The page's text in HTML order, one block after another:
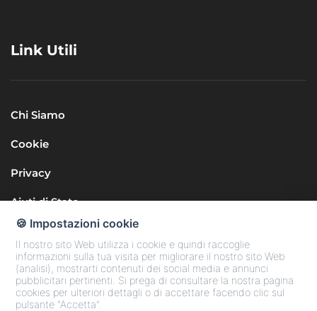
Link Utili
Chi Siamo
Cookie
Privacy
Aiuti di Stato
Seguici sui Social
🍪 Impostazioni cookie
Il nostro sito Web utilizza i cookie e quindi raccoglie
informazioni sulla tua visita per migliorare il nostro sito Web
(analisi), mostrarti contenuti dei social media e annunci
pubblicitari pertinenti. Si prega di consultare la nostra pagina
cookies per ulteriori dettagli o di accettare facendo clic sul
pulsante "Accetta".